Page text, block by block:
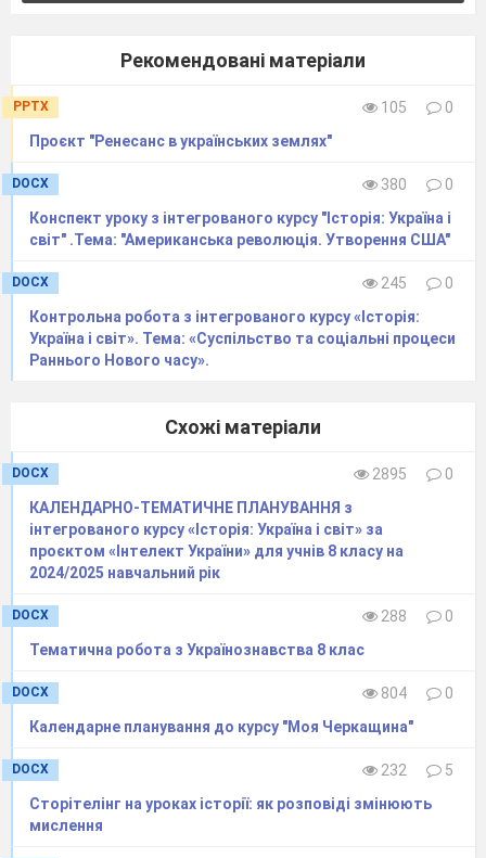
Рекомендовані матеріали
PPTX 105
0
Проєкт "Ренесанс в українських землях"
DOCX 380
0
Конспект уроку з інтегрованого курсу "Історія: Україна і
світ" .Тема: "Американська революція. Утворення США"
DOCX 245
0
Контрольна робота з інтегрованого курсу «Історія:
Україна і світ». Тема: «Суспільство та соціальні процеси
Раннього Нового часу».
Схожі матеріали
DOCX 2895
0
КАЛЕНДАРНО-ТЕМАТИЧНЕ ПЛАНУВАННЯ з
інтегрованого курсу «Історія: Україна і світ» за
проєктом «Інтелект України» для учнів 8 класу на
2024/2025 навчальний рік
DOCX 288
0
Тематична робота з Українознавства 8 клас
DOCX 804
0
Календарне планування до курсу "Моя Черкащина"
DOCX 232
5
Сторітелінг на уроках історії: як розповіді змінюють
мислення